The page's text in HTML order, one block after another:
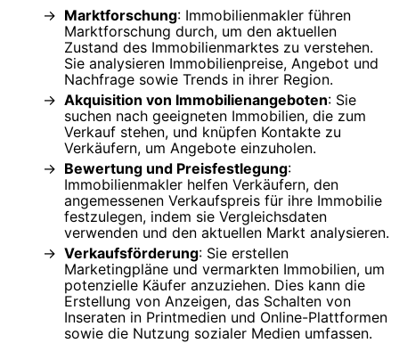
Marktforschung: Immobilienmakler führen
Marktforschung durch, um den aktuellen
Zustand des Immobilienmarktes zu verstehen.
Sie analysieren Immobilienpreise, Angebot und
Nachfrage sowie Trends in ihrer Region.
Akquisition von Immobilienangeboten: Sie
suchen nach geeigneten Immobilien, die zum
Verkauf stehen, und knüpfen Kontakte zu
Verkäufern, um Angebote einzuholen.
Bewertung und Preisfestlegung:
Immobilienmakler helfen Verkäufern, den
angemessenen Verkaufspreis für ihre Immobilie
festzulegen, indem sie Vergleichsdaten
verwenden und den aktuellen Markt analysieren.
Verkaufsförderung: Sie erstellen
Marketingpläne und vermarkten Immobilien, um
potenzielle Käufer anzuziehen. Dies kann die
Erstellung von Anzeigen, das Schalten von
Inseraten in Printmedien und Online-Plattformen
sowie die Nutzung sozialer Medien umfassen.